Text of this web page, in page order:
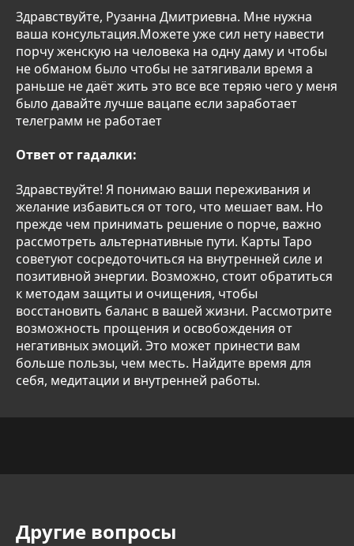
Здравствуйте, Рузанна Дмитриевна. Мне нужна
ваша консультация.Можете уже сил нету навести
порчу женскую на человека на одну даму и чтобы
не обманом было чтобы не затягивали время а
раньше не даёт жить это все все теряю чего у меня
было давайте лучше вацапе если заработает
телеграмм не работает
Ответ от гадалки:
Здравствуйте! Я понимаю ваши переживания и
желание избавиться от того, что мешает вам. Но
прежде чем принимать решение о порче, важно
рассмотреть альтернативные пути. Карты Таро
советуют сосредоточиться на внутренней силе и
позитивной энергии. Возможно, стоит обратиться
к методам защиты и очищения, чтобы
восстановить баланс в вашей жизни. Рассмотрите
возможность прощения и освобождения от
негативных эмоций. Это может принести вам
больше пользы, чем месть. Найдите время для
себя, медитации и внутренней работы.
Другие вопросы